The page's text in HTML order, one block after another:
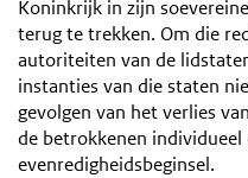
Koninkrijk in zijn
terug te trekken. Om die
autoriteiten van de
instanties van die staten
gevolgen van het verlies
de betrokkenen
evenredigheidsbeginsel.